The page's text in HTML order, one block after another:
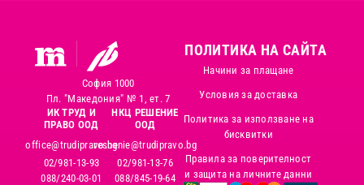
София 1000
Пл. "Македония" № 1, ет. 7
ИК ТРУД И
ПРАВО ООД
office@trudipravo.bg
02/981-13-93
088/240-03-01
НКЦ РЕШЕНИЕ
ООД
reshenie@trudipravo.bg
02/981-13-76
088/845-19-64
ПОЛИТИКА НА САЙТА
Начини за плащане
Условия за доставка
Политика за използване на
бисквитки
Правила за поверителност
и защита на личните данни